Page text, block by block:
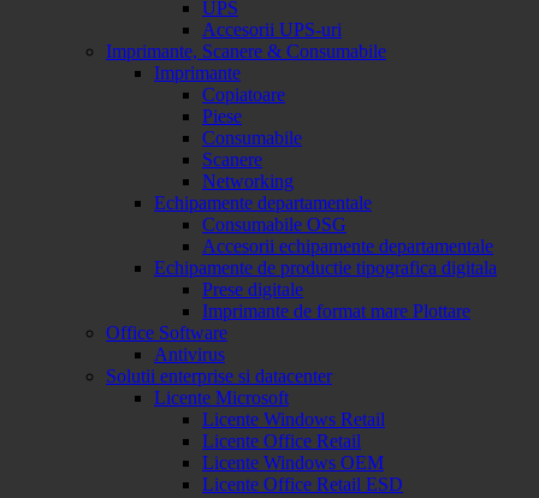
UPS
Accesorii UPS-uri
Imprimante, Scanere & Consumabile
Imprimante
Copiatoare
Piese
Consumabile
Scanere
Networking
Echipamente departamentale
Consumabile OSG
Accesorii echipamente departamentale
Echipamente de productie tipografica digitala
Prese digitale
Imprimante de format mare Plottare
Office Software
Antivirus
Solutii enterprise si datacenter
Licente Microsoft
Licente Windows Retail
Licente Office Retail
Licente Windows OEM
Licente Office Retail ESD